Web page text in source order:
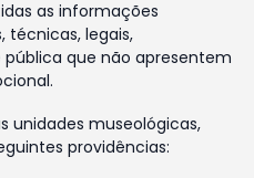
as informações
legais,
que não apresentem
unidades museológicas,
providências: